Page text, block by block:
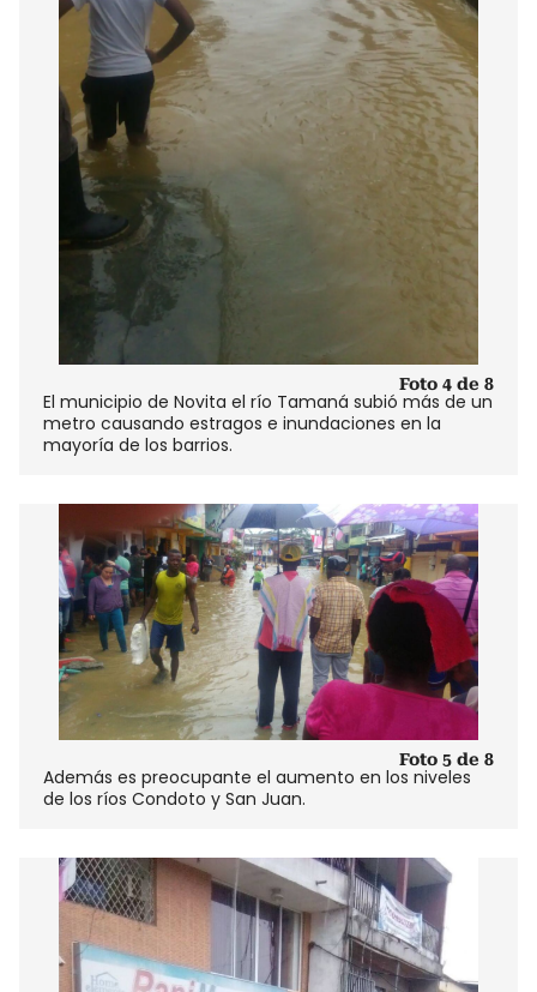
El municipio de Novita el río Tamaná subió más de un
metro causando estragos e inundaciones en la
mayoría de los barrios.
Foto 4 de 8
Además es preocupante el aumento en los niveles
de los ríos Condoto y San Juan.
Foto 5 de 8